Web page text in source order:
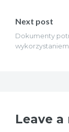
Next post
Dokumenty
Leave a